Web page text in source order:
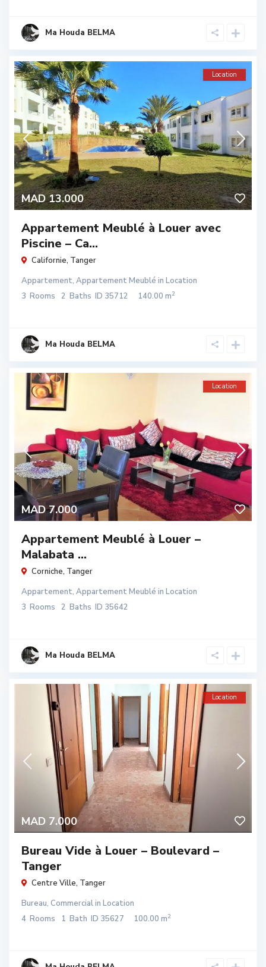
Ma Houda BELMA
MAD 13.000
Location
Appartement Meublé à Louer avec
Piscine – Ca...
Californie, Tanger
Appartement, Appartement Meublé in Location
3 Rooms 2 Baths ID 35712 140.00 m2
Ma Houda BELMA
MAD 7.000
Location
Appartement Meublé à Louer –
Malabata ...
Corniche, Tanger
Appartement, Appartement Meublé in Location
3 Rooms 2 Baths ID 35642
Ma Houda BELMA
MAD 7.000
Location
Bureau Vide à Louer – Boulevard –
Tanger
Centre Ville, Tanger
Bureau, Commercialin Location
4 Rooms 1 Bath ID 35627 100.00 m2